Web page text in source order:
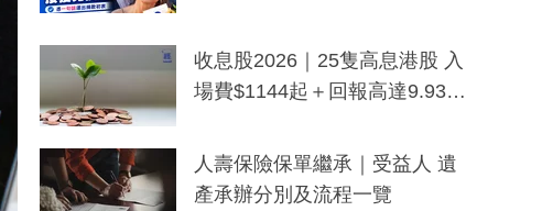
一度被誤當詐騙手段
收息股2026｜25隻高息港股 入
場費$1144起＋回報高達9.93
人壽保險保單繼承｜受益人 遺
產承辦分別及流程一覽